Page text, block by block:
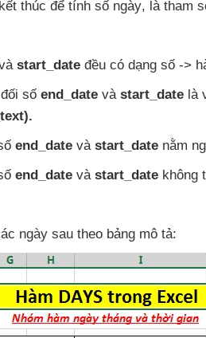
thúc để tính số ngày, là tham
start_date đều có dạng số ->
số end_date và start_date là
end_date và start_date nằm
end_date và start_date không
ngày sau theo bảng mô tả: